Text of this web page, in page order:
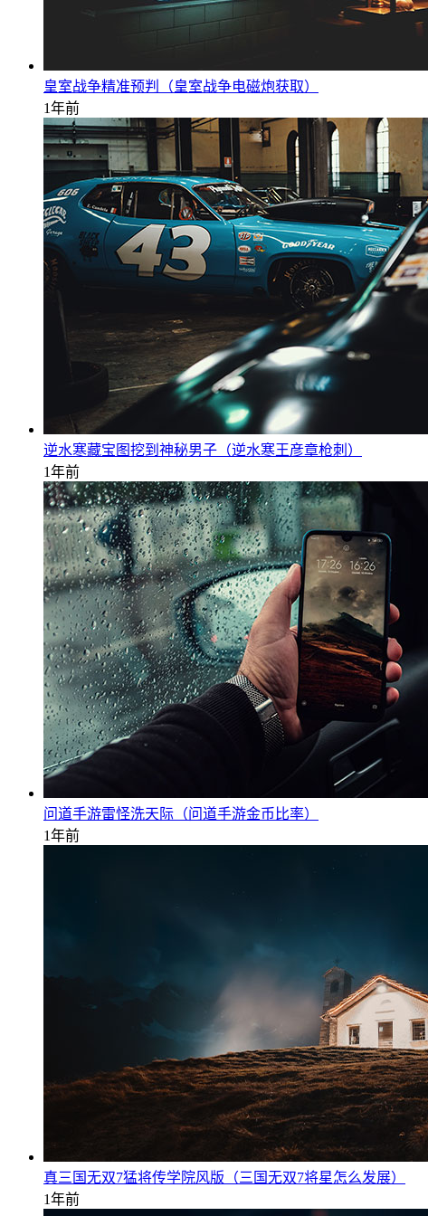
皇室战争精准预判（皇室战争电磁炮获取）
1年前
逆水寒藏宝图挖到神秘男子（逆水寒王彦章枪刺）
1年前
问道手游雷怪洗天际（问道手游金币比率）
1年前
真三国无双7猛将传学院风版（三国无双7将星怎么发展）
1年前